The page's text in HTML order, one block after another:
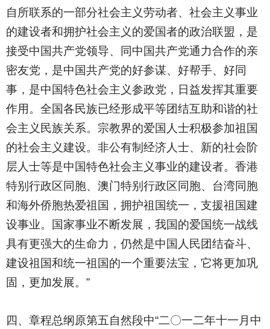
自所联系的一部分社会主义劳动者、社会主义事业
的建设者和拥护社会主义的爱国者的政治联盟，是
接受中国共产党领导、同中国共产党通力合作的亲
密友党，是中国共产党的好参谋、好帮手、好同
事，是中国特色社会主义参政党，日益发挥其重要
作用。全国各民族已经形成平等团结互助和谐的社
会主义民族关系。宗教界的爱国人士积极参加祖国
的社会主义建设。非公有制经济人士、新的社会阶
层人士等是中国特色社会主义事业的建设者。香港
特别行政区同胞、澳门特别行政区同胞、台湾同胞
和海外侨胞热爱祖国，拥护祖国统一，支援祖国建
设事业。国家事业不断发展，我国的爱国统一战线
具有更强大的生命力，仍然是中国人民团结奋斗、
建设祖国和统一祖国的一个重要法宝，它将更加巩
固，更加发展。”
四、章程总纲原第五自然段中“二〇一二年十一月中